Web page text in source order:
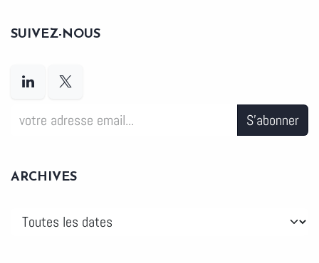
SUIVEZ-NOUS
S'abonner
ARCHIVES